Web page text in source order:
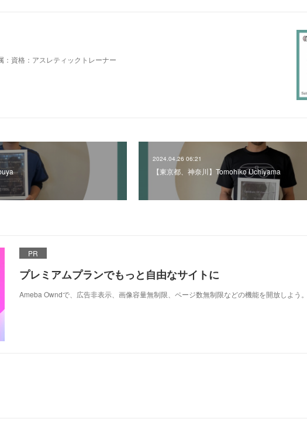
資格：アスレティックトレーナー
2024.04.26 06:21
【東京都、神奈川】Tomohiko Uchiyama
PR
プレミアムプランでもっと自由なサイトに
Ameba Owndで、広告非表示、画像容量無制限、ページ数無制限などの機能を開放しよう。